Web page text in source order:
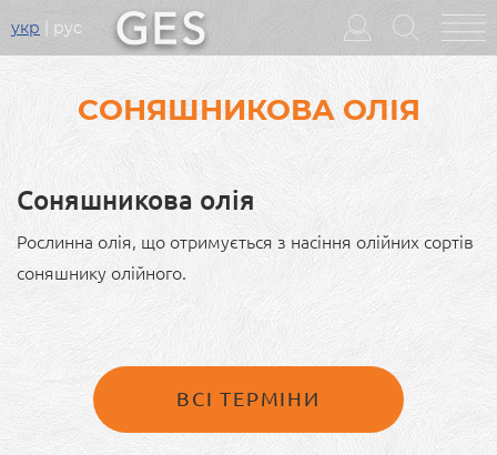
укр рус
Головне
меню
СОНЯШНИКОВА ОЛІЯ
Соняшникова олія
Рослинна олія, що отримується з насіння олійних сортів
соняшнику олійного.
ВСІ ТЕРМІНИ